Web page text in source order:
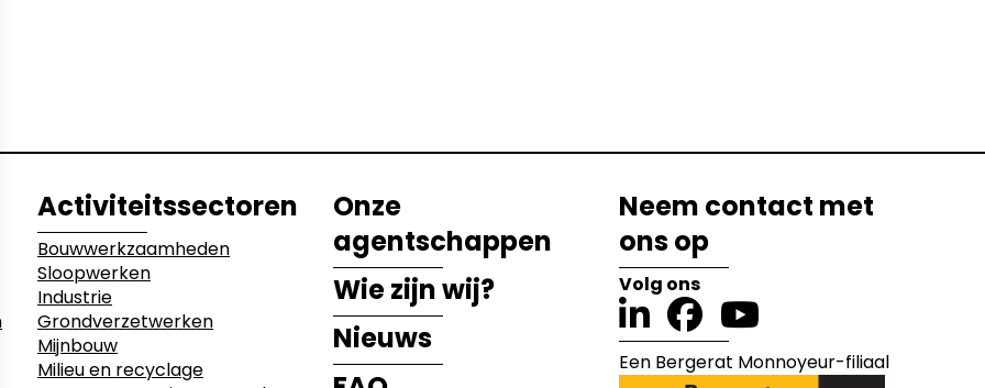
Activiteitssectoren
Bouwwerkzaamheden
Sloopwerken
Industrie
Grondverzetwerken
Mijnbouw
Milieu en recyclage
Onze
agentschappen
Wie zijn wij?
Nieuws
Neem contact met
ons op
Volg ons
Een Bergerat Monnoyeur-filiaal